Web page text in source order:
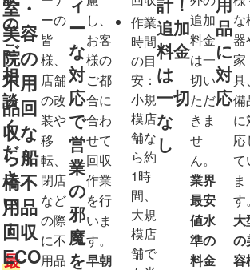
の
ご
相
談
く
だ
さ
い
！
最
室・
美容
院の
不用
品回
収な
ら船
橋不
用品
回収
ECO
ーの
皆
様、
店舗
の改
装や
移
転、
閉店
など
の際
に不
用品
ー
な
対
応
で
営
業
の
邪
魔
を
し、
お客
様の
ご都
合に
合わ
せて
回収
作業
を行
いま
す。
早朝
作業
時間
の目
安：
小規
模店
舗な
ら約
1時
間、
大規
模店
舗で
追加
料金
は
一切
な
し
追加
料金
は一
切い
ただ
きま
せ
ん。
業界
最安
値水
準の
料金
）
軽
ト
ラ
ッ
ク
台
分
1
5
,
0
円
～
ト
ン
品
に
対
応
な
器
家
具、
備
に
応
て
ま
す。
大
の
容